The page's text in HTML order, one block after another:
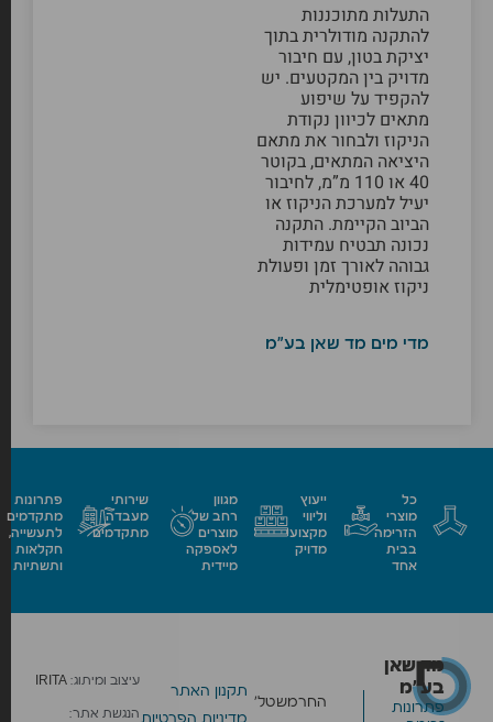
התעלות מתוכננות
להתקנה מודולרית בתוך
יציקת בטון, עם חיבור
מדויק בין המקטעים. יש
להקפיד על שיפוע
מתאים לכיוון נקודת
הניקוז ולבחור את מתאם
היציאה המתאים, בקוטר
40 או 110 מ”מ, לחיבור
יעיל למערכת הניקוז או
הביוב הקיימת. התקנה
נכונה תבטיח עמידות
גבוהה לאורך זמן ופעולת
ניקוז אופטימלית
מדי מים מד שאן בע"מ
כל
מוצרי
הזרימה
בבית
אחד
ייעוץ
וליווי
מקצועי
מדויק
מגוון
רחב של
מוצרים
לאספקה
מיידית
שירותי
מעבדה
מתקדמים
פתרונות
מתקדמים
לתעשייה,
חקלאות
ותשתיות
מד שאן
בע״מ
פתרונות
החרמשטל׳
תקנון האתר
עיצוב ומיתוג: IRITA
הנגשת אתר: